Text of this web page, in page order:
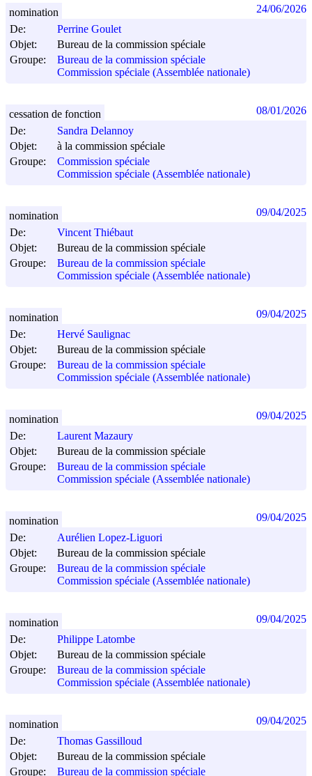
De:
Perrine Goulet
Objet:
Bureau de la commission spéciale
Groupe:
Bureau de la commission spéciale
Commission spéciale (Assemblée nationale)
nomination 24/06/2026
De:
Sandra Delannoy
Objet:
à la commission spéciale
Groupe:
Commission spéciale
Commission spéciale (Assemblée nationale)
cessation de fonction 08/01/2026
De:
Vincent Thiébaut
Objet:
Bureau de la commission spéciale
Groupe:
Bureau de la commission spéciale
Commission spéciale (Assemblée nationale)
nomination 09/04/2025
De:
Hervé Saulignac
Objet:
Bureau de la commission spéciale
Groupe:
Bureau de la commission spéciale
Commission spéciale (Assemblée nationale)
nomination 09/04/2025
De:
Laurent Mazaury
Objet:
Bureau de la commission spéciale
Groupe:
Bureau de la commission spéciale
Commission spéciale (Assemblée nationale)
nomination 09/04/2025
De:
Aurélien Lopez-Liguori
Objet:
Bureau de la commission spéciale
Groupe:
Bureau de la commission spéciale
Commission spéciale (Assemblée nationale)
nomination 09/04/2025
De:
Philippe Latombe
Objet:
Bureau de la commission spéciale
Groupe:
Bureau de la commission spéciale
Commission spéciale (Assemblée nationale)
nomination 09/04/2025
De:
Thomas Gassilloud
Objet:
Bureau de la commission spéciale
Groupe:
Bureau de la commission spéciale
nomination 09/04/2025